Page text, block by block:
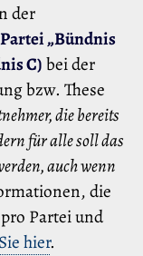
der
„Bündnis
C)bei der
bzw. These
die bereits
für alle soll das
auch wenn
die
Partei und
hier.